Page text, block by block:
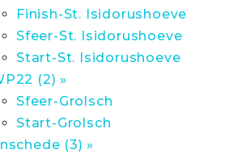
Finish-St. Isidorushoeve
Sfeer-St. Isidorushoeve
Start-St. Isidorushoeve
(2) »
Sfeer-Grolsch
Start-Grolsch
(3) »